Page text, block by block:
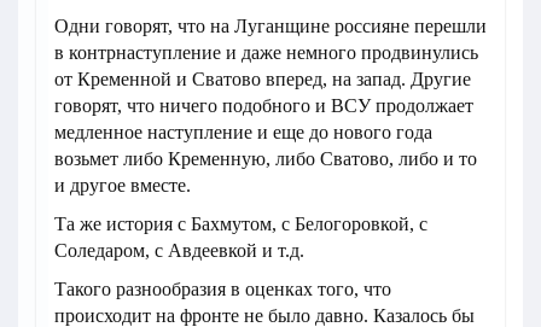
Одни говорят, что на Луганщине россияне перешли
в контрнаступление и даже немного продвинулись
от Кременной и Сватово вперед, на запад. Другие
говорят, что ничего подобного и ВСУ продолжает
медленное наступление и еще до нового года
возьмет либо Кременную, либо Сватово, либо и то
и другое вместе.
Та же история с Бахмутом, с Белогоровкой, с
Соледаром, с Авдеевкой и т.д.
Такого разнообразия в оценках того, что
происходит на фронте не было давно. Казалось бы